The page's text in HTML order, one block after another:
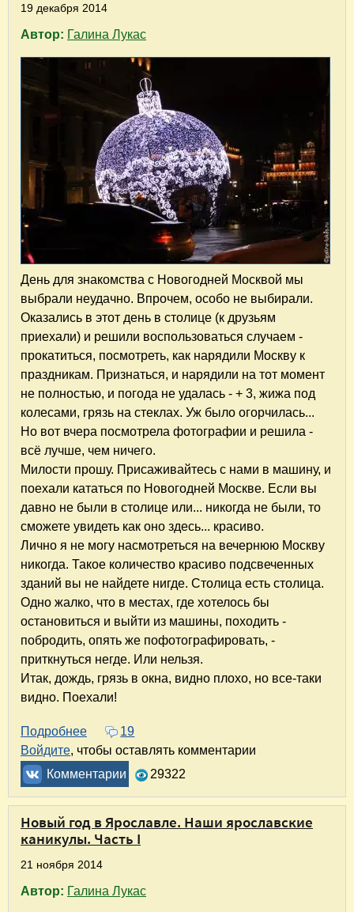
19 декабря 2014
Автор: Галина Лукас
День для знакомства с Новогодней Москвой мы
выбрали неудачно. Впрочем, особо не выбирали.
Оказались в этот день в столице (к друзьям
приехали) и решили воспользоваться случаем -
прокатиться, посмотреть, как нарядили Москву к
праздникам. Признаться, и нарядили на тот момент
не полностью, и погода не удалась - + 3, жижа под
колесами, грязь на стеклах. Уж было огорчилась...
Но вот вчера посмотрела фотографии и решила -
всё лучше, чем ничего.
Милости прошу. Присаживайтесь с нами в машину, и
поехали кататься по Новогодней Москве. Если вы
давно не были в столице или... никогда не были, то
сможете увидеть как оно здесь... красиво.
Лично я не могу насмотреться на вечернюю Москву
никогда. Такое количество красиво подсвеченных
зданий вы не найдете нигде. Столица есть столица.
Одно жалко, что в местах, где хотелось бы
остановиться и выйти из машины, походить -
побродить, опять же пофотографировать, -
приткнуться негде. Или нельзя.
Итак, дождь, грязь в окна, видно плохо, но все-таки
видно. Поехали!
Подробнее о Новогодняя Москва... в окошке автомобиля
19
Войдите, чтобы оставлять комментарии
Комментарии
29322
Новый год в Ярославле. Наши ярославские
каникулы. Часть I
21 ноября 2014
Автор: Галина Лукас